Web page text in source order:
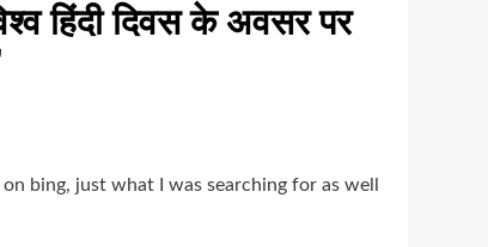
हिंदी दिवस के अवसर पर
bing, just what I was searching for as well